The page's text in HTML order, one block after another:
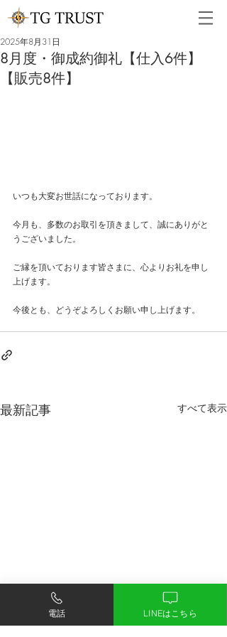
8月度・御成約御礼【仕入6件】
【販売8件】
2025年8月31日
いつも大変お世話になっております。
今月も、多数のお取引を頂きまして、誠にありがと
うございました。
ご縁を頂いております皆さまに、心よりお礼を申し
上げます。
今後とも、どうぞよろしくお願い申し上げます。
最新記事 すべて表示
電話 LINEはこちら